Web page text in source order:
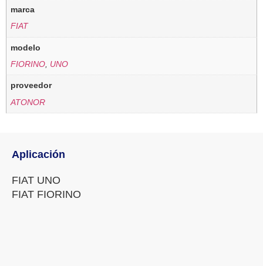
marca
FIAT
modelo
FIORINO UNO
proveedor
ATONOR
Aplicación
FIAT UNO
FIAT FIORINO